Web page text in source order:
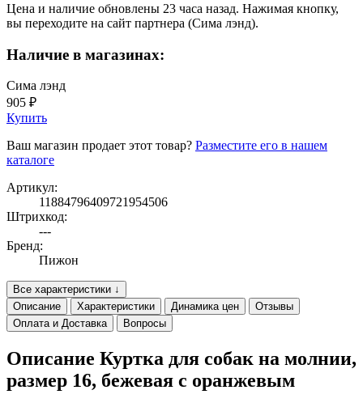
Цена и наличие обновлены 23 часа назад. Нажимая кнопку,
вы переходите на сайт партнера (Сима лэнд).
Наличие в магазинах:
Сима лэнд
905 ₽
Купить
Ваш магазин продает этот товар? Разместите его в нашем
каталоге
Артикул:
11884796409721954506
Штрихкод:
---
Бренд:
Пижон
Все характеристики ↓
Описание
Характеристики Динамика цен
Отзывы
Оплата и Доставка
Вопросы
Описание Куртка для собак на молнии,
размер 16, бежевая с оранжевым